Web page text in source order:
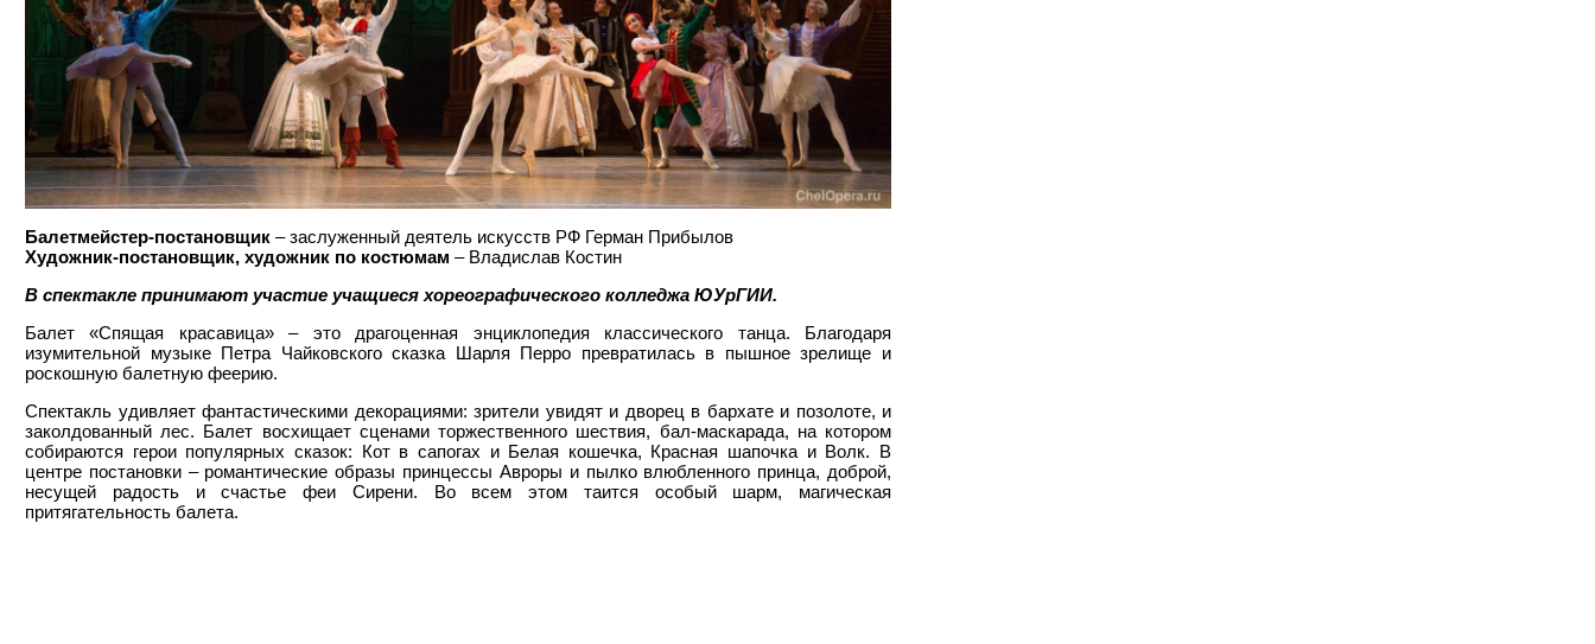
Балетмейстер-постановщик – заслуженный деятель искусств РФ Герман Прибылов
Художник-постановщик, художник по костюмам – Владислав Костин
В спектакле принимают участие учащиеся хореографического колледжа ЮУрГИИ.
Балет «Спящая красавица» – это драгоценная энциклопедия классического танца. Благодаря
изумительной музыке Петра Чайковского сказка Шарля Перро превратилась в пышное зрелище и
роскошную балетную феерию.
Спектакль удивляет фантастическими декорациями: зрители увидят и дворец в бархате и позолоте, и
заколдованный лес. Балет восхищает сценами торжественного шествия, бал-маскарада, на котором
собираются герои популярных сказок: Кот в сапогах и Белая кошечка, Красная шапочка и Волк. В
центре постановки – романтические образы принцессы Авроры и пылко влюбленного принца, доброй,
несущей радость и счастье феи Сирени. Во всем этом таится особый шарм, магическая
притягательность балета.